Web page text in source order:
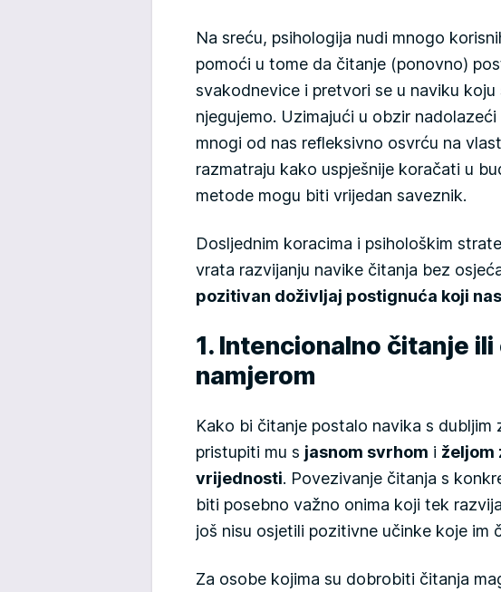
Na sreću, psihologija nudi mnogo
pomoći u tome da čitanje (ponovno)
svakodnevice i pretvori se u naviku
njegujemo. Uzimajući u obzir
mnogi od nas refleksivno osvrću na
razmatraju kako uspješnije koračati u
metode mogu biti vrijedan saveznik.
Dosljednim koracima i psihološkim
vrata razvijanju navike čitanja bez
pozitivan doživljaj postignuća koji
1. Intencionalno čitanje
namjerom
Kako bi čitanje postalo navika s dubljim
pristupiti mu s jasnom svrhom i željom
vrijednosti. Povezivanje čitanja s
biti posebno važno onima koji tek
još nisu osjetili pozitivne učinke koje im
Za osobe kojima su dobrobiti čitanja